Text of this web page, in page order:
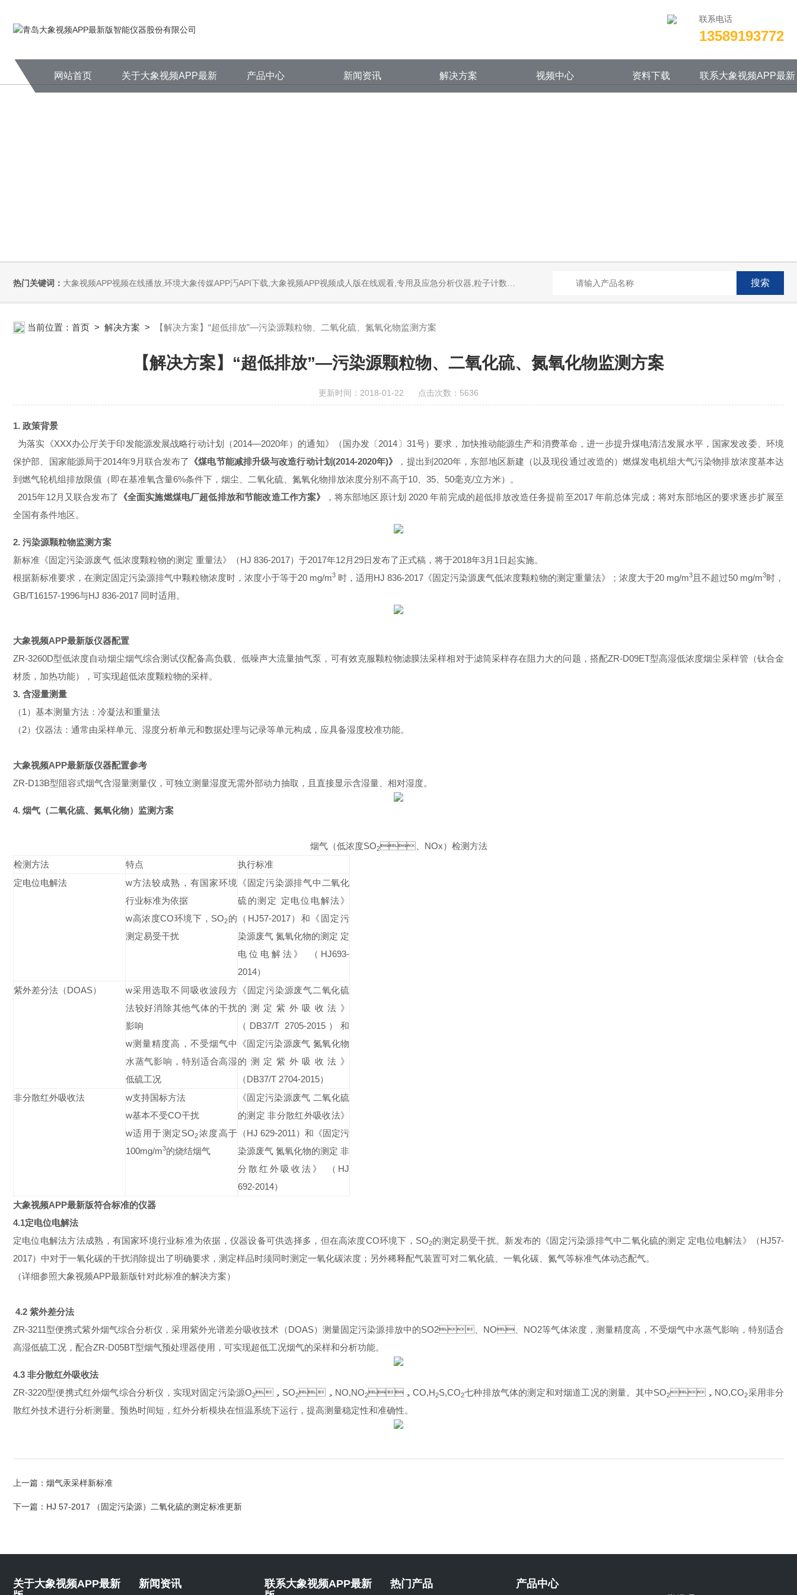
大象视频APP最新版,大象视频APP视频在线播放,大象传媒APP汅API下载,大象视频APP视频成人版在线观看
联系电话
13589193772
网站首页 关于大象视频APP最新 产品中心 新闻资讯 解决方案 视频中心 资料下载 联系大象视频APP最新
热门关键词： 大象视频APP视频在线播放,环境大象传媒APP汅API下载,大象视频APP视频成人版在线观看,专用及应急分析仪器,粒子计数器,菌落计数仪,空气微生物采样器,
当前位置： 首页 > 解决方案 > 【解决方案】“超低排放”—污染源颗粒物、二氧化硫、氮氧化物监测方案
【解决方案】“超低排放”—污染源颗粒物、二氧化硫、氮氧化物监测方案
更新时间：2018-01-22 点击次数：5636
1. 政策背景
为落实《XXX办公厅关于印发能源发展战略行动计划（2014—2020年）的通知》（国办发〔2014〕 31号）要求，加快推动能源生产和消费革命，进一步提升煤电清洁发展水平，国家发改委、环境
保护部、国家能源局于2014年9 月联合发布了 《煤电节能减排升级与改造行动计划(2014-2020年)》 ，提出到 2020年，东部地区新建（以及现役通过改造的）燃煤发电机组大气污染物排放浓度基本达
到燃气轮机组排放限值（即在基准氧含量6%条件下，烟尘、二氧化硫、氮氧化物排放浓度分别不高于10 35 50毫克/立方米）。
2015年12月又联合发布了 《全面实施燃煤电厂超低排放和节能改造工作方案》 ，将东部地区原计划 2020年前完成的超低排放改造任务提前至2017 年前总体完成；将对东部地区的要求逐步扩展至
全国有条件地区。
2. 污染源颗粒物监测方案
新标准《固定污染源废气 低浓度颗粒物的测定 重量法》（HJ 836-2017）于2017年12月 29日发布了正式稿，将于2018年3月 1 日起实施。
根据新标准要求，在测定固定污染源排气中颗粒物浓度时，浓度小于等于20 mg/m3 时，适用HJ 836-2017 《固定污染源废气低浓度颗粒物的测定重量法》；浓度大于20 mg/m3 且不超过50 mg/m3时，
GB/T16157-1996与HJ 836-2017 同时适用。
大象视频APP最新版仪器配置
ZR-3260D型低浓度自动烟尘烟气综合测试仪配备高负载、低噪声大流量抽气泵，可有效克服颗粒物滤膜法采样相对于滤筒采样存在阻力大的问题，搭配ZR-D09ET型高湿低浓度烟尘采样管（钛合金
材质，加热功能），可实现超低浓度颗粒物的采样。
3. 含湿量测量
（1 ）基本测量方法：冷凝法和重量法
（2）仪器法：通常由采样单元、湿度分析单元和数据处理与记录等单元构成，应具备湿度校准功能。
大象视频APP最新版仪器配置参考
ZR-D13B型阻容式烟气含湿量测量仪，可独立测量湿度无需外部动力抽取，且直接显示含湿量、相对湿度。
4. 烟气（二氧化硫、氮氧化物）监测方案
烟气（低浓度SO2、 NOx）检测方法
检测方法
特点
执行标准
定电位电解法
w方法较成熟，有国家环境
行业标准为依据
w高浓度CO环境下， SO2的
测定易受干扰
《固定污染源排气中二氧化
硫的测定 定电位电解法》
（ HJ57-2017）和《固定污
染源废气 氮氧化物的测定 定
电位电解法》
（ HJ693-
2014）
紫外差分法（DOAS） w采用选取不同吸收波段方
法较好消除其他气体的干扰
影响
w测量精度高，不受烟气中
水蒸气影响，特别适合高湿
低硫工况
《固定污染源废气二氧化硫
的测定紫外吸收法》
（ DB37/T 2705-2015 ）和
《固定污染源废气 氮氧化物
的测定紫外吸收法》
（DB37/T 2704-2015）
非分散红外吸收法
w支持国标方法
w基本不受CO干扰
w适用于测定SO2浓度高于
100mg/m3的烧结烟气
《固定污染源废气 二氧化硫
的测定 非分散红外吸收法》
（HJ 629-2011 ）和《固定污
染源废气 氮氧化物的测定 非
分散红外吸收法》
（ HJ
692-2014）
大象视频APP最新版符合标准的仪器
4.1定电位电解法
定电位电解法方法成熟，有国家环境行业标准为依据，仪器设备可供选择多，但在高浓度CO环境下， SO2的测定易受干扰。新发布的 《固定污染源排气中二氧化硫的测定 定电位电解法》（HJ57-
2017） 中对于一氧化碳的干扰消除提出了明确要求，测定样品时须同时测定一氧化碳浓度；另外稀释配气装置可对二氧化硫、一氧化碳、氮气等标准气体动态配气。
（详细参照大象视频APP最新版针对此标准的解决方案）
4.2 紫外差分法
ZR-3211型便携式紫外烟气综合分析仪，采用紫外光谱差分吸收技术（DOAS）测量固定污染源排放中的SO2、 NO、 NO2等气体浓度，测量精度高，不受烟气中水蒸气影响，特别适合
高湿低硫工况，配合ZR-D05BT型烟气预处理器使用，可实现超低工况烟气的采样和分析功能。
4.3 非分散红外吸收法
ZR-3220型便携式红外烟气综合分析仪，实现对固定污染源O2， SO2， NO,NO2，CO,H2S,CO2七种排放气体的测定和对烟道工况的测量。其中SO2， NO,CO2采用非分
散红外技术进行分析测量。预热时间短，红外分析模块在恒温系统下运行，提高测量稳定性和准确性。
上一篇： 烟气汞采样新标准
下一篇： HJ 57-2017 （固定污染源）二氧化硫的测定标准更新
关于大象视频APP最新
新闻资讯
联系大象视频APP最新
热门产品 产品中心